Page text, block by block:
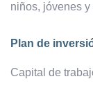
niños, jóvenes
Plan de
Capital de